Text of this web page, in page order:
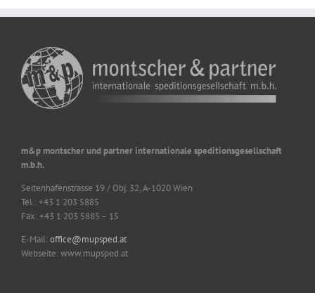
m&p montscher und partner internationale speditionsgesellschaft
m.b.h.
Seitenhafenstrasse 19 / Obj. 32, A-1020 Wien
Tel.: +43 1 203 5885
Fax: +43 1 203 5885 – 15
E-Mail:office@mupsped.at
Webseite: www.mupsped.at